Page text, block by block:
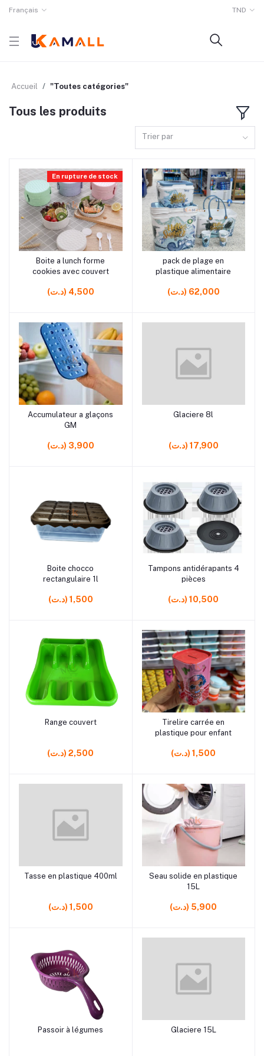
Français TND
Accueil "Toutes catégories"
Tous les produits
Trier par
rrrrrr0 rrrrrr0
En rupture de stock
Ajouter au panier
Boite a lunch forme
cookies avec couvert
(د.ت) 4,500
rrrrrr0 rrrrrr6
Ajouter au panier
pack de plage en
plastique alimentaire
(د.ت) 62,000
rrrrrr3 rrrrrr5 rrrrrr0
Ajouter au panier
Accumulateur a glaçons
GM
(د.ت) 3,900
rrrrrr0 rrrrrr9 rrrrrr10 rrrrrr0
Ajouter au panier
Glaciere 8l
(د.ت) 17,900
rrrrrr6 rrrrrr10 rrrrrr0 rrrrrr0
rrrrrr0 rrrrrr9
Ajouter au panier
Boite chocco
rectangulaire 1l
(د.ت) 1,500
rrrrrr8
Ajouter au panier
Tampons antidérapants 4
pièces
(د.ت) 10,500
rrrrrr8 rrrrrr2 rrrrrr5 rrrrrr0
Ajouter au panier
Range couvert
(د.ت) 2,500
rrrrrr0 rrrrrr10
Ajouter au panier
Tirelire carrée en
plastique pour enfant
(د.ت) 1,500
rrrrrr0 rrrrrr0 rrrrrr2
Ajouter au panier
Tasse en plastique 400ml
(د.ت) 1,500
rrrrrr2
Ajouter au panier
Seau solide en plastique
15L
(د.ت) 5,900
rrrrrr10 rrrrrr0 rrrrrr10 rrrrrr5
Ajouter au panier
Passoir à légumes
rrrrrr10 rrrrrr10 rrrrrr0 rrrrrr0
Ajouter au panier
Glaciere 15L